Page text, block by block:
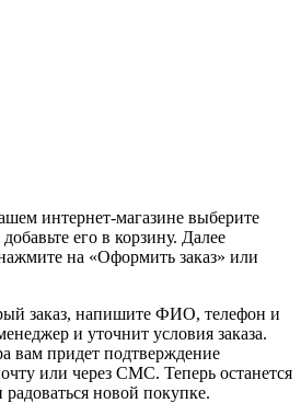
интернет-магазине выберите
его в корзину. Далее
на «Оформить заказ» или
заказ, напишите ФИО, телефон и
и уточнит условия заказа.
вам придет подтверждение
или через СМС. Теперь останется
радоваться новой покупке.